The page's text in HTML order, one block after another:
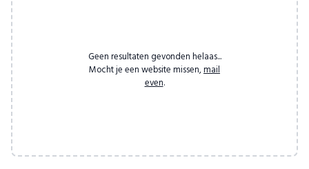
Geen resultaten gevonden helaas...
Mocht je een website missen, mail
even.